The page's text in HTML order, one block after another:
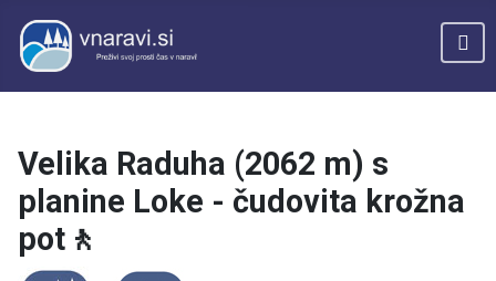
Velika Raduha (2062 m) s
planine Loke - čudovita krožna
pot🚶